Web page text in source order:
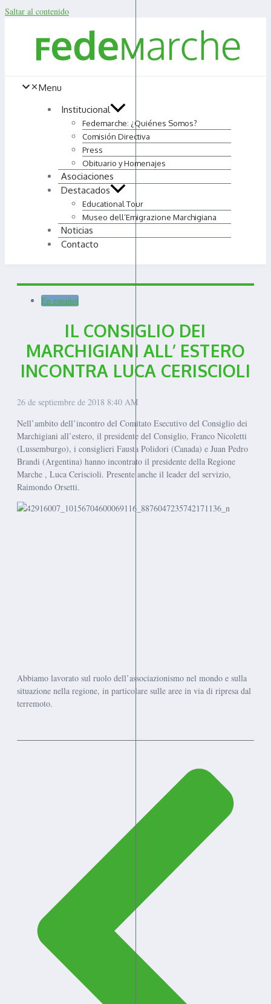
Saltar al contenido
Menu
Institucional
Fedemarche: ¿Quiénes Somos?
Comisión Directiva
Press
Obituario y Homenajes
Asociaciones
Destacados
Educational Tour
Museo dell’Emigrazione Marchigiana
Noticias
Contacto
En español
IL CONSIGLIO DEI
MARCHIGIANI ALL’ ESTERO
INCONTRA LUCA CERISCIOLI
26 de septiembre de 2018 8:40 AM
Nell’ambito dell’incontro del Comitato Esecutivo del Consiglio dei
Marchigiani all’estero, il presidente del Consiglio, Franco Nicoletti
(Lussemburgo), i consiglieri Fausta Polidori (Canada) e Juan Pedro
Brandi (Argentina) hanno incontrato il presidente della Regione
Marche , Luca Ceriscioli. Presente anche il leader del servizio,
Raimondo Orsetti.
Abbiamo lavorato sul ruolo dell’associazionismo nel mondo e sulla
situazione nella regione, in particolare sulle aree in via di ripresa dal
terremoto.